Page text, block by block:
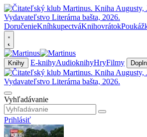
DoručenieKníhkupectváKnihovrátok
Knihy E-knihyAudioknihyHryFilmy
Vyhľadávanie
Prihlásiť